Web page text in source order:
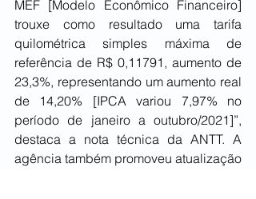
MEF [Modelo Econômico Financeiro]
trouxe como resultado uma tarifa
quilométrica simples máxima de
referência de R$ 0,11791, aumento de
23,3%, representando um aumento real
de 14,20% [IPCA variou 7,97% no
período de janeiro a outubro/2021]”,
destaca a nota técnica da ANTT. A
agência também promoveu atualização